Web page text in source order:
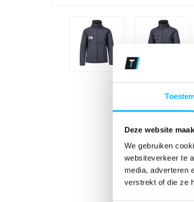
Deze website
We gebruiken
websiteverkeer te
media, adverteren
verstrekt of die ze